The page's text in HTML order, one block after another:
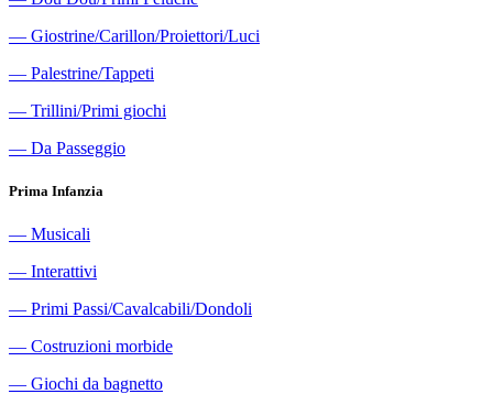
― Giostrine/Carillon/Proiettori/Luci
― Palestrine/Tappeti
― Trillini/Primi giochi
― Da Passeggio
Prima Infanzia
― Musicali
― Interattivi
― Primi Passi/Cavalcabili/Dondoli
― Costruzioni morbide
― Giochi da bagnetto